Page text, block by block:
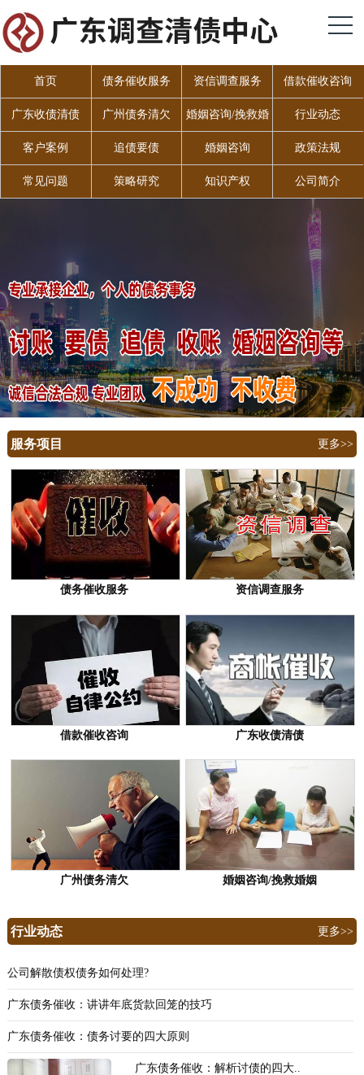
首页 债务催收服务 资信调查服务 借款催收咨询
广东收债清债 广州债务清欠 婚姻咨询/挽救婚
姻
行业动态
客户案例 追债要债 婚姻咨询 政策法规
常见问题 策略研究 知识产权 公司简介
服务项目 更多>>
债务催收服务 资信调查服务
借款催收咨询 广东收债清债
广州债务清欠 婚姻咨询/挽救婚姻
行业动态 更多>>
公司解散债权债务如何处理?
广东债务催收：讲讲年底货款回笼的技巧
广东债务催收：债务讨要的四大原则
广东债务催收：解析讨债的四大..